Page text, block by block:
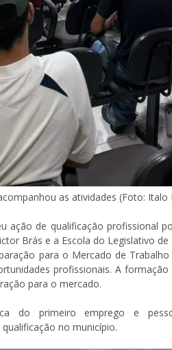
as atividades (Foto:
ação de qualificação profissional
Brás e a Escola do Legislativo de
para o Mercado de
profissionais. A
para o mercado.
do primeiro emprego e
no município.